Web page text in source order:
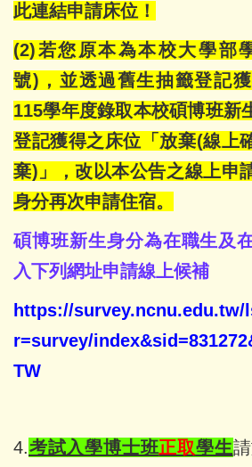
此連結申請床位！
(2)若您原本為本校大學部
號)，並透過舊生抽籤登記
115學年度錄取本校碩博班新
登記獲得之床位「放棄(線上
棄)」，改以本公告之線上申
身分再次申請住宿。
碩博班新生身分為在職生及
入下列網址申請線上候補
https://survey.ncnu.edu.tw/
r=survey/
TW
4.考試入學博士班正取學生